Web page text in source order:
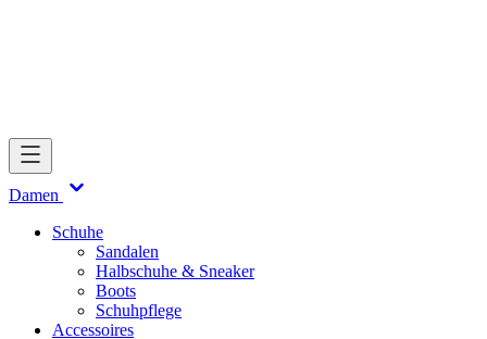
Damen
Schuhe
Sandalen
Halbschuhe & Sneaker
Boots
Schuhpflege
Accessoires